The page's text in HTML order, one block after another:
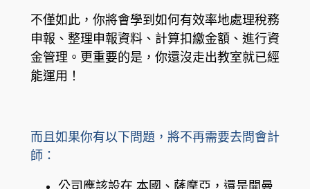
不僅如此，你將會學到如何有效率地處理稅務
申報、整理申報資料、計算扣繳金額、進行資
金管理。更重要的是，你還沒走出教室就已經
能運用！
而且如果你有以下問題，將不再需要去問會計
師：
公司應該設在 本國、薩摩亞，還是開曼